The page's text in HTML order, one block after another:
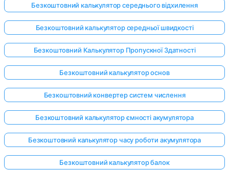
Безкоштовний калькулятор середнього відхилення
Безкоштовний калькулятор середньої швидкості
Безкоштовний Калькулятор Пропускної Здатності
Безкоштовний калькулятор основ
Безкоштовний конвертер систем числення
Безкоштовний калькулятор ємності акумулятора
Безкоштовний калькулятор часу роботи акумулятора
Безкоштовний калькулятор балок